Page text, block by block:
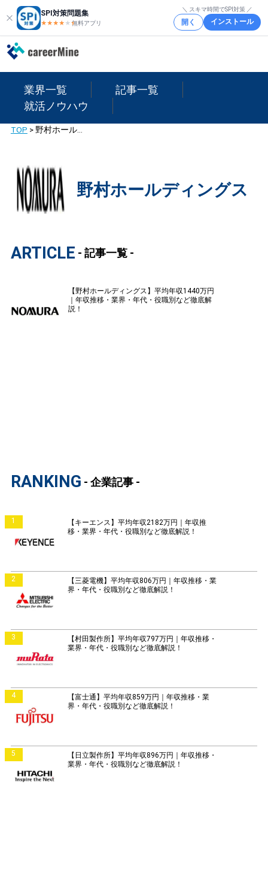
SPI対策問題集
★★★★ ★★
無料アプリ
＼ スキマ時間でSPI対策 ／
開く インストール
業界一覧
記事一覧
就活ノウハウ
TOP > 野村ホールディングス
野村ホールディングス
ARTICLE - 記事一覧 -
【野村ホールディングス】平均年収1440万円
｜年収推移・業界・年代・役職別など徹底解
説！
RANKING - 企業記事 -
1
【キーエンス】平均年収2182万円｜年収推
移・業界・年代・役職別など徹底解説！
2
【三菱電機】平均年収806万円｜年収推移・業
界・年代・役職別など徹底解説！
3
【村田製作所】平均年収797万円｜年収推移・
業界・年代・役職別など徹底解説！
4
【富士通】平均年収859万円｜年収推移・業
界・年代・役職別など徹底解説！
5
【日立製作所】平均年収896万円｜年収推移・
業界・年代・役職別など徹底解説！